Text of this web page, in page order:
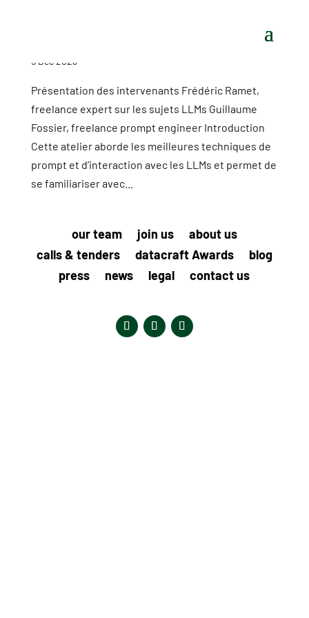
5 Dec 2023
Présentation des intervenants Frédéric Ramet,
freelance expert sur les sujets LLMs Guillaume
Fossier, freelance prompt engineer Introduction
Cette atelier aborde les meilleures techniques de
prompt et d’interaction avec les LLMs et permet de
se familiariser avec...
our team join us
about us
calls & tenders
datacraft Awards
blog
press
news legal contact us